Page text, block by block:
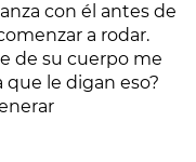
con él antes de
a rodar.
de su cuerpo me
le digan eso?